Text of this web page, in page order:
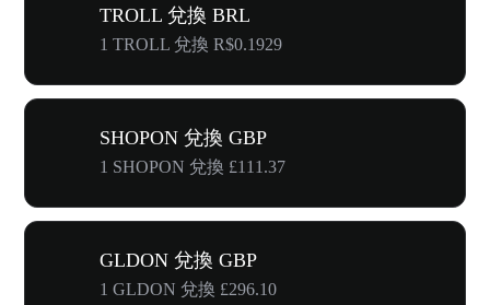
TROLL 兌換 BRL
1 TROLL 兌換 R$0.1929
SHOPON 兌換 GBP
1 SHOPON 兌換 £111.37
GLDON 兌換 GBP
1 GLDON 兌換 £296.10